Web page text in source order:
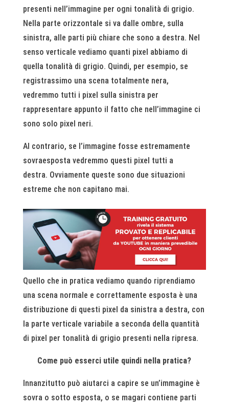
presenti nell’immagine per ogni tonalità di grigio.
Nella parte orizzontale si va dalle ombre, sulla
sinistra, alle parti più chiare che sono a destra. Nel
senso verticale vediamo quanti pixel abbiamo di
quella tonalità di grigio. Quindi, per esempio, se
registrassimo una scena totalmente nera,
vedremmo tutti i pixel sulla sinistra per
rappresentare appunto il fatto che nell’immagine ci
sono solo pixel neri.
Al contrario, se l’immagine fosse estremamente
sovraesposta vedremmo questi pixel tutti a
destra. Ovviamente queste sono due situazioni
estreme che non capitano mai.
Quello che in pratica vediamo quando riprendiamo
una scena normale e correttamente esposta è una
distribuzione di questi pixel da sinistra a destra, con
la parte verticale variabile a seconda della quantità
di pixel per tonalità di grigio presenti nella ripresa.
Come può esserci utile quindi nella pratica?
Innanzitutto può aiutarci a capire se un’immagine è
sovra o sotto esposta, o se magari contiene parti